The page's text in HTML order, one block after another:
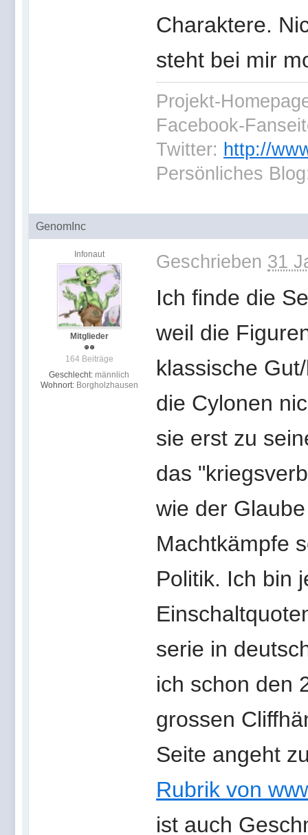
Charaktere.
steht bei mir
Projekt-
Facebook-
Twitter: http://
Persönliches
GenomInc
Infonaut
Mitglieder
164 Beiträge
Geschlecht: männlich
Wohnort: Borgholzhausen
Geschrieben 31
Ich finde die
weil die
klassische
die Cylonen
sie erst zu
das
wie der
Machtkämpfe
Politik. Ich bin
serie in
ich schon den
grossen
Seite angeht
Rubrik von
ist auch